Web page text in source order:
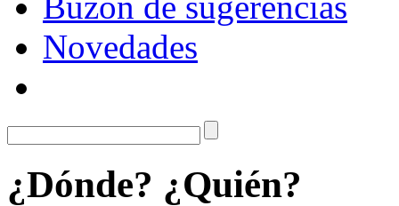
Novedades
¿Dónde? ¿Quién?